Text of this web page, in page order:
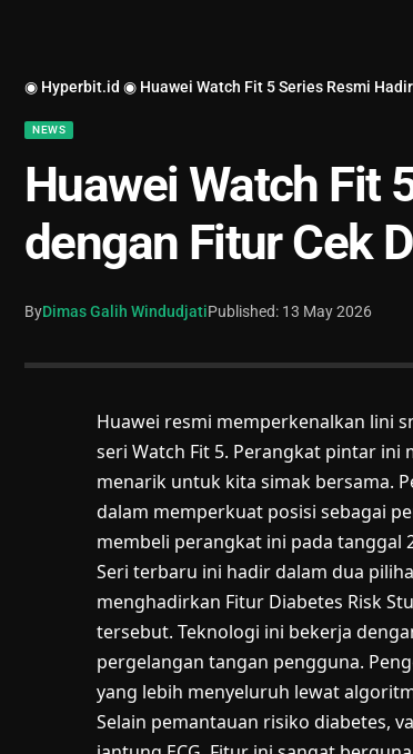
◉ Hyperbit.id ◉ Huawei Watch Fit 5 Series Resmi
NEWS
Huawei Watch Fit
dengan Fitur Cek
ByDimas Galih WindudjatiPublished: 13 May 2026
Huawei resmi memperkenalkan lini
seri Watch Fit 5. Perangkat pintar ini
menarik untuk kita simak bersama.
dalam memperkuat posisi sebagai
membeli perangkat ini pada tanggal
Seri terbaru ini hadir dalam dua
menghadirkan Fitur Diabetes Risk
tersebut. Teknologi ini bekerja
pergelangan tangan pengguna.
yang lebih menyeluruh lewat
Selain pemantauan risiko diabetes,